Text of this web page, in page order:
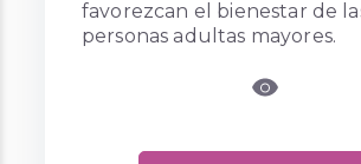
favorezcan el bienestar de
personas adultas mayores.